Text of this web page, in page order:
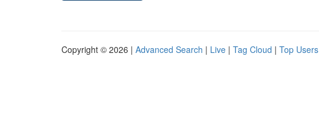
Copyright © 2026 | Advanced Search | Live | Tag Cloud | Top Users